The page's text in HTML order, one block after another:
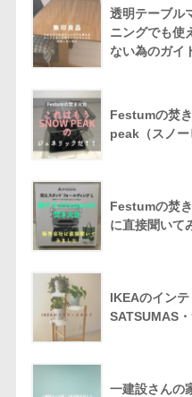
透明テーブル
ニングでも使
ない為のガイ
Festumの焚
peak（スノー
Festumの焚
に直接聞いて
IKEAのイン
SATSUMAS
一建設さんの